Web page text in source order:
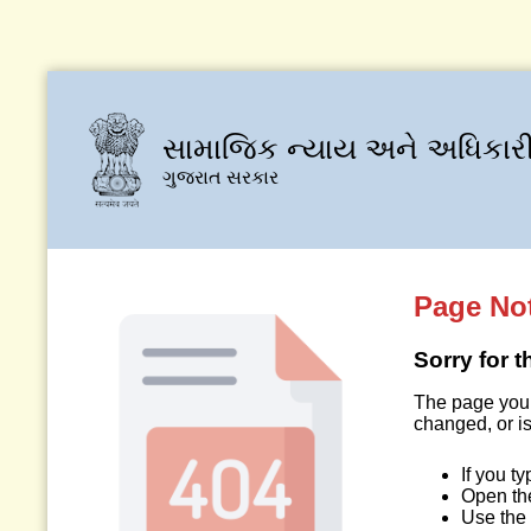
સામાજિક ન્યાય અને
ગુજરાત સરકાર
Page
Sorry for
The page
changed, or
If you
Open
Use